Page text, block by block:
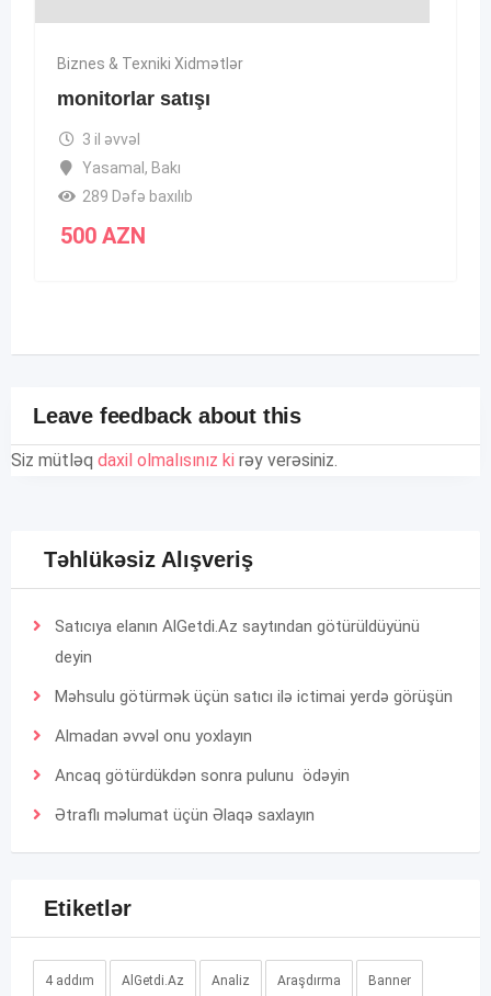
Biznes & Texniki Xidmətlər
monitorlar satışı
3 il əvvəl
Yasamal , Bakı
289 Dəfə baxılıb
500 AZN
Leave feedback about this
Siz mütləq daxil olmalısınız ki rəy verəsiniz.
Təhlükəsiz Alışveriş
Satıcıya elanın AlGetdi.Az saytından götürüldüyünü
deyin
Məhsulu götürmək üçün satıcı ilə ictimai yerdə görüşün
Almadan əvvəl onu yoxlayın
Ancaq götürdükdən sonra pulunu ödəyin
Ətraflı məlumat üçün Əlaqə saxlayın
Etiketlər
4 addım AlGetdi.Az Analiz Araşdırma Banner